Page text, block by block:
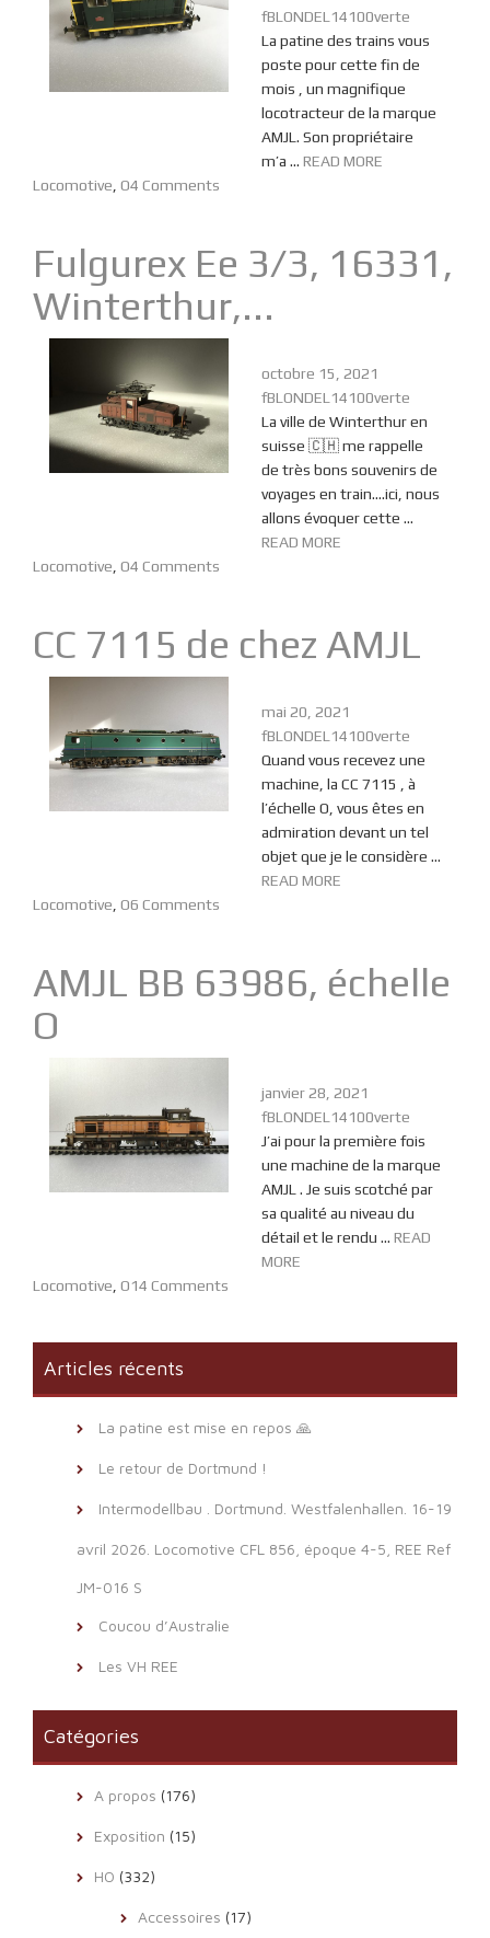
fBLONDEL14100verte
La patine des trains vous
poste pour cette fin de
mois , un magnifique
locotracteur de la marque
AMJL. Son propriétaire
m’a ... READ MORE
Locomotive O4 Comments
Fulgurex Ee 3/3, 16331,
Winterthur,...
octobre 15, 2021
fBLONDEL14100verte
La ville de Winterthur en
suisse 🇨🇭 me rappelle
de très bons souvenirs de
voyages en train….ici, nous
allons évoquer cette ...
READ MORE
Locomotive O4 Comments
CC 7115 de chez AMJL
mai 20, 2021
fBLONDEL14100verte
Quand vous recevez une
machine, la CC 7115 , à
l’échelle O, vous êtes en
admiration devant un tel
objet que je le considère ...
READ MORE
Locomotive O6 Comments
AMJL BB 63986, échelle
O
janvier 28, 2021
fBLONDEL14100verte
J’ai pour la première fois
une machine de la marque
AMJL . Je suis scotché par
sa qualité au niveau du
détail et le rendu ... READ
MORE
Locomotive O14 Comments
Articles récents
La patine est mise en repos 🙏
Le retour de Dortmund !
Intermodellbau . Dortmund. Westfalenhallen. 16-19
avril 2026. Locomotive CFL 856, époque 4-5, REE Ref
JM-016 S
Coucou d’Australie
Les VH REE
Catégories
A propos (176)
Exposition (15)
HO (332)
Accessoires (17)